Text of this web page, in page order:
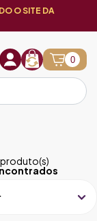
O SITE DA
0